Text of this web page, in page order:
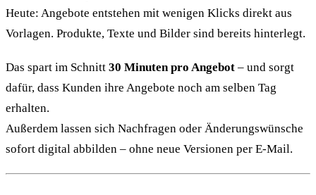
Heute: Angebote entstehen mit wenigen Klicks direkt aus
Vorlagen. Produkte, Texte und Bilder sind bereits hinterlegt.
Das spart im Schnitt 30 Minuten pro Angebot – und sorgt
dafür, dass Kunden ihre Angebote noch am selben Tag
erhalten.
Außerdem lassen sich Nachfragen oder Änderungswünsche
sofort digital abbilden – ohne neue Versionen per E-Mail.